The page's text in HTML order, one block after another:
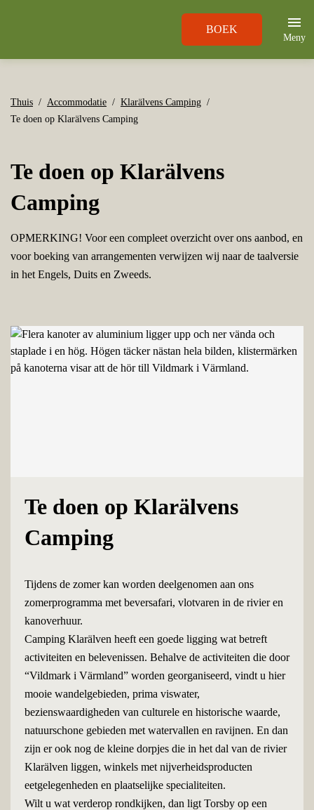
BOEK
Meny
Thuis Accommodatie
Klarälvens Camping
Te doen op Klarälvens Camping
Te doen op Klarälvens
Camping
OPMERKING! Voor een compleet overzicht over ons aanbod, en
voor boeking van arrangementen verwijzen wij naar de taalversie
in het Engels, Duits en Zweeds.
Te doen op Klarälvens
Camping
Tijdens de zomer kan worden deelgenomen aan ons
zomerprogramma met beversafari, vlotvaren in de rivier en
kanoverhuur.
Camping Klarälven heeft een goede ligging wat betreft
activiteiten en belevenissen. Behalve de activiteiten die door
“Vildmark i Värmland” worden georganiseerd, vindt u hier
mooie wandelgebieden, prima viswater,
bezienswaardigheden van culturele en historische waarde,
natuurschone gebieden met watervallen en ravijnen. En dan
zijn er ook nog de kleine dorpjes die in het dal van de rivier
Klarälven liggen, winkels met nijverheidsproducten
eetgelegenheden en plaatselijke specialiteiten.
Wilt u wat verderop rondkijken, dan ligt Torsby op een